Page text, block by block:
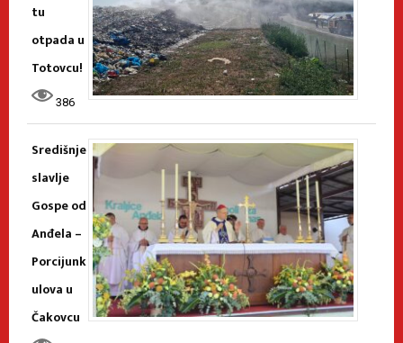
tu
otpada u
Totovcu!
386
Središnje
slavlje
Gospe od
Anđela –
Porcijunk
ulova u
Čakovcu